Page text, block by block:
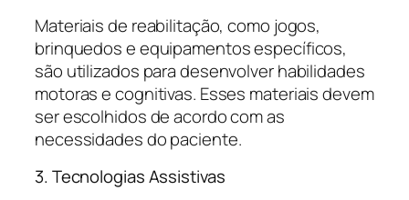
Materiais de reabilitação, como jogos,
brinquedos e equipamentos específicos,
são utilizados para desenvolver habilidades
motoras e cognitivas. Esses materiais devem
ser escolhidos de acordo com as
necessidades do paciente.
3. Tecnologias Assistivas